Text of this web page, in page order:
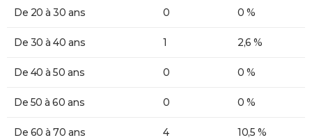
De 20 à 30 ans 0 0 %
De 30 à 40 ans 1 2,6 %
De 40 à 50 ans 0 0 %
De 50 à 60 ans 0 0 %
De 60 à 70 ans 4 10,5 %